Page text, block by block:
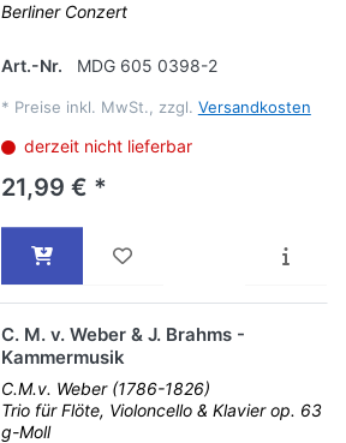
Berliner Conzert
Art.-Nr. MDG 605 0398-2
* Preise inkl. MwSt., zzgl. Versandkosten
derzeit nicht lieferbar
21,99 € *
C. M. v. Weber & J. Brahms -
Kammermusik
C.M.v. Weber (1786-1826)
Trio für Flöte, Violoncello & Klavier op. 63
g-Moll